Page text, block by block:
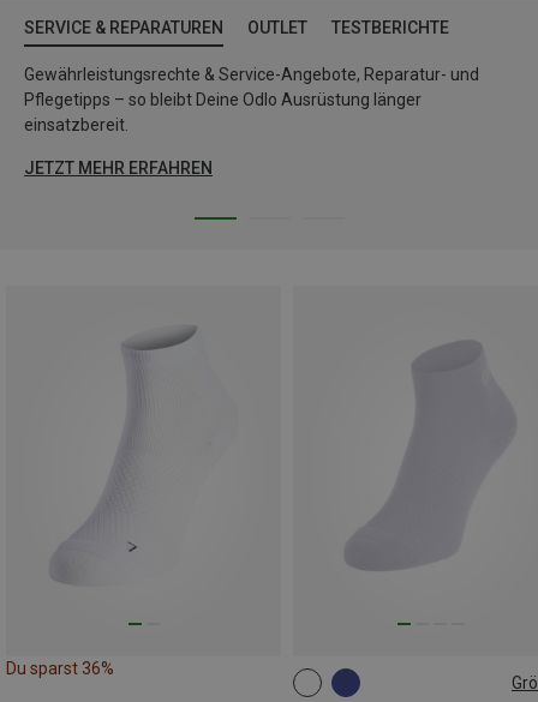
SERVICE & REPARATUREN OUTLET TESTBERICHTE
Gewährleistungsrechte & Service-Angebote, Reparatur- und
Pflegetipps – so bleibt Deine Odlo Ausrüstung länger
einsatzbereit.
JETZT MEHR ERFAHREN
Du sparst 36%
39|40|41